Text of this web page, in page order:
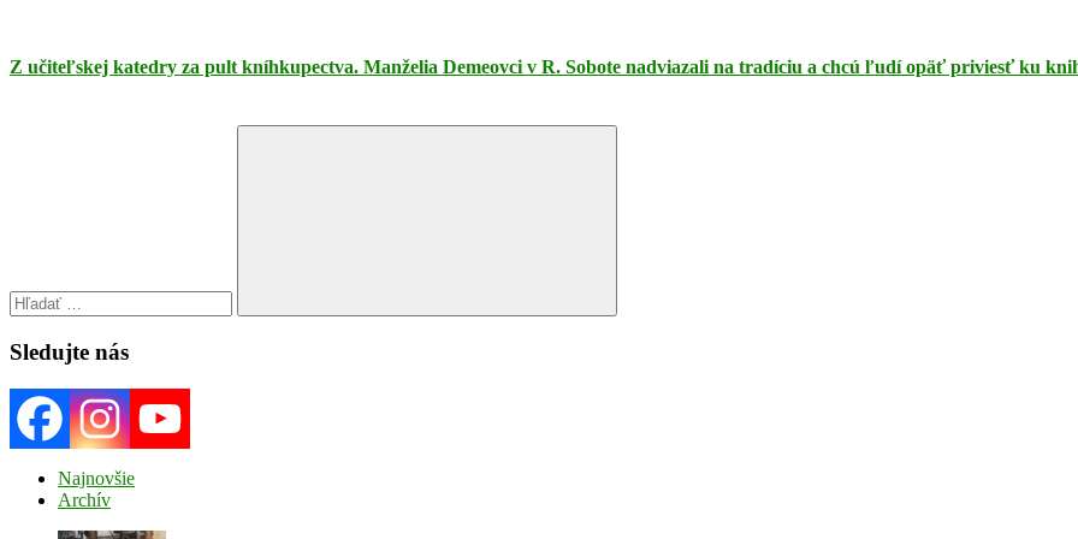
Z učiteľskej katedry za pult kníhkupectva. Manželia Demeovci v R. Sobote nadviazali na tradíciu a chcú ľudí opäť priviesť ku
Search
Sledujte nás
Najnovšie
Archív